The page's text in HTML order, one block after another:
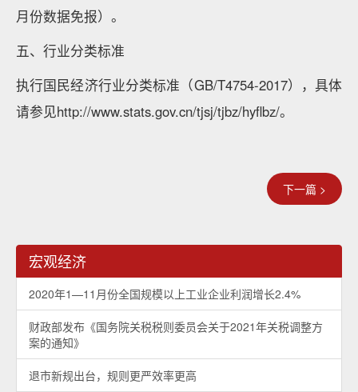
月份数据免报）。
五、行业分类标准
执行国民经济行业分类标准（GB/T4754-2017），具体
请参见http://www.stats.gov.cn/tjsj/tjbz/hyflbz/。
下一篇 >
宏观经济
2020年1—11月份全国规模以上工业企业利润增长2.4%
财政部发布《国务院关税税则委员会关于2021年关税调整方
案的通知》
退市新规出台，规则更严效率更高